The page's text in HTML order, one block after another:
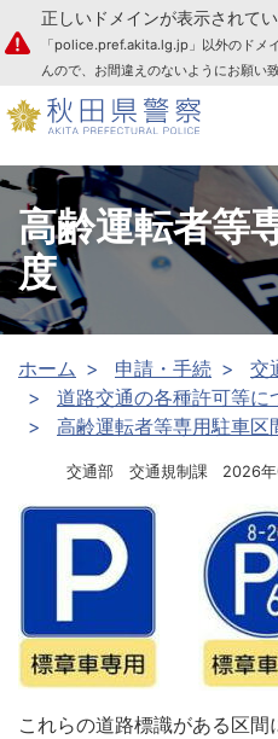
本文へ
正しいドメインが表示されて
「police.pref.akita.lg.jp」以外のドメ
んので、お間違えのないようにお願い致
高齢運転者等
度
ホーム 申請・手続
交
道路交通の各種許可等に
高齢運転者等専用駐車区
交通部 交通規制課 2026
これらの道路標識がある区